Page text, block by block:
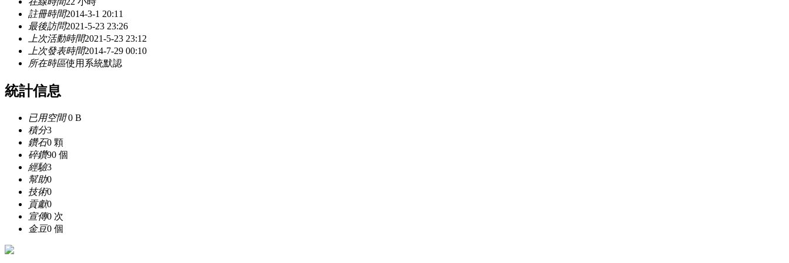
註冊時間2014-3-1 20:11
最後訪問2021-5-23 23:26
上次活動時間2021-5-23 23:12
上次發表時間2014-7-29 00:10
所在時區使用系統默認
統計信息
已用空間0 B
積分3
鑽石0 顆
碎鑽90 個
經驗3
幫助0
技術0
貢獻0
宣傳0 次
金豆0 個